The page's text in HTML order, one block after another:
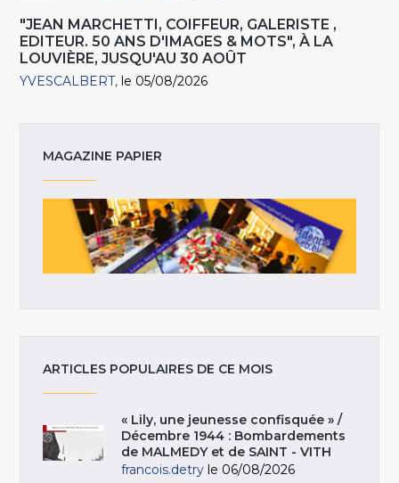
"JEAN MARCHETTI, COIFFEUR, GALERISTE ,
EDITEUR. 50 ANS D'IMAGES & MOTS", À LA
LOUVIÈRE, JUSQU'AU 30 AOÛT
YVESCALBERT le 05/08/2026
MAGAZINE PAPIER
ARTICLES POPULAIRES DE CE MOIS
« Lily, une jeunesse confisquée » /
Décembre 1944 : Bombardements
de MALMEDY et de SAINT - VITH
francois.detry le 06/08/2026